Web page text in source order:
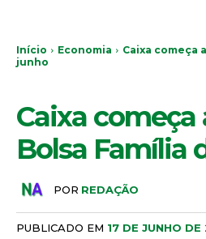
Início Economia
Caixa começa
junho
Caixa começa
Bolsa Família
POR REDAÇÃO
PUBLICADO EM 17 DE JUNHO